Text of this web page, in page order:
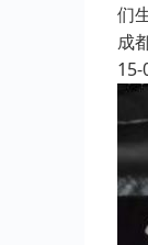
们
成
15-